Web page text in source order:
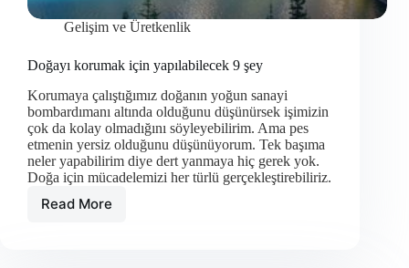
Gelişim ve Üretkenlik
Doğayı korumak için yapılabilecek 9 şey
Korumaya çalıştığımız doğanın yoğun sanayi
bombardımanı altında olduğunu düşünürsek işimizin
çok da kolay olmadığını söyleyebilirim. Ama pes
etmenin yersiz olduğunu düşünüyorum. Tek başıma
neler yapabilirim diye dert yanmaya hiç gerek yok.
Doğa için mücadelemizi her türlü gerçekleştirebiliriz.
Read More
Doğayı